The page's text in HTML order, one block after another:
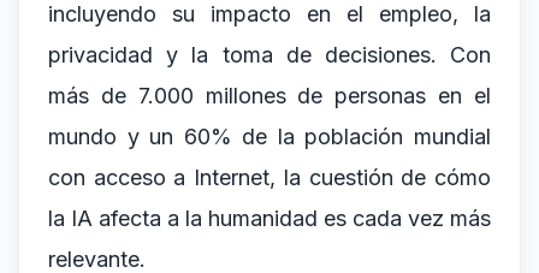
incluyendo su impacto en el empleo, la
privacidad y la toma de decisiones. Con
más de 7.000 millones de personas en el
mundo y un 60% de la población mundial
con acceso a Internet, la cuestión de cómo
la IA afecta a la humanidad es cada vez más
relevante.